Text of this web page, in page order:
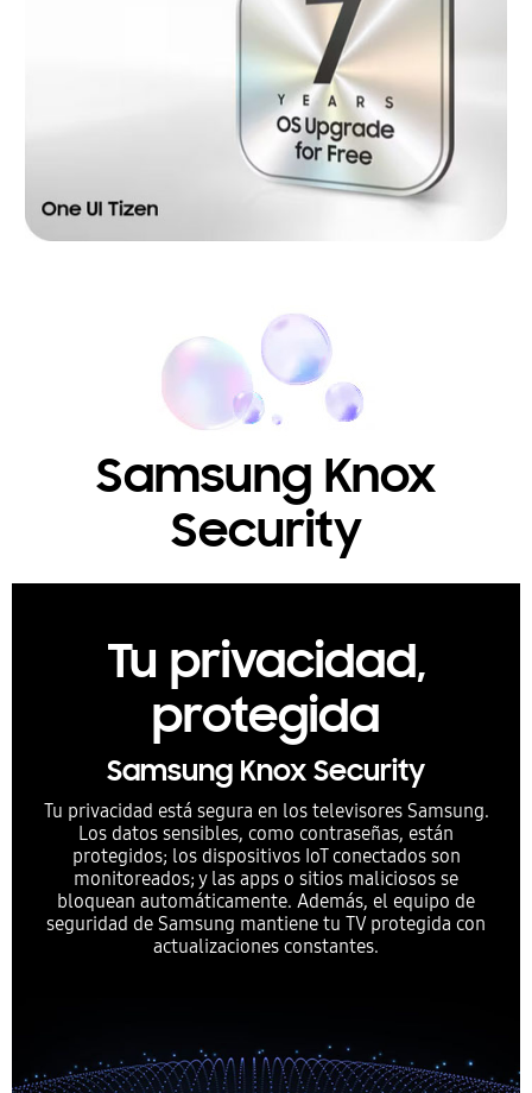
Samsung Knox
Security
Tu privacidad,
protegida
Samsung Knox Security
Tu privacidad está segura en los televisores Samsung.
Los datos sensibles, como contraseñas, están
protegidos; los dispositivos IoT conectados son
monitoreados; y las apps o sitios maliciosos se
bloquean automáticamente. Además, el equipo de
seguridad de Samsung mantiene tu TV protegida con
actualizaciones constantes.